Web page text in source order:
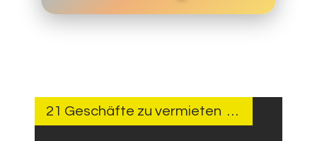
21 Geschäfte zu vermieten …